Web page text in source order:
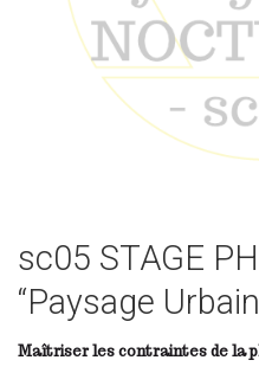
sc05 STAGE
“Paysage
Maîtriser les contraintes de la